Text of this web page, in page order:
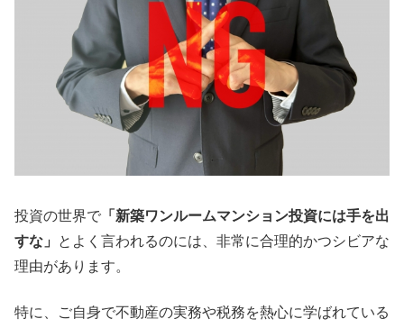
投資の世界で 「新築ワンルームマンション投資には手を出
すな」
とよく言われるのには、非常に合理的かつシビアな
理由があります。
特に、ご自身で不動産の実務や税務を熱心に学ばれている